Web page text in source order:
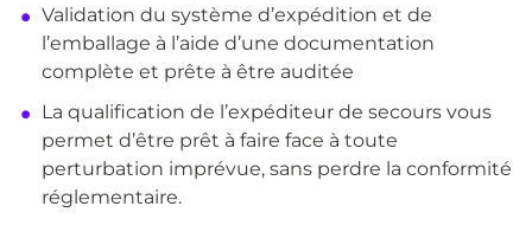
Validation du système d’expédition et de
l’emballage à l’aide d’une documentation
complète et prête à être auditée
La qualification de l’expéditeur de secours vous
permet d’être prêt à faire face à toute
perturbation imprévue, sans perdre la conformité
réglementaire.